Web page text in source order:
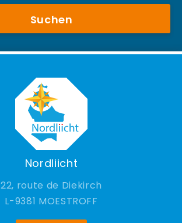
Suchen
Nordliicht
22, route de Diekirch
9381 MOESTROFF